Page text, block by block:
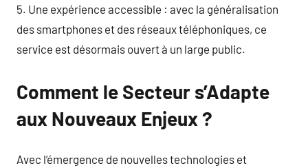
5. Une expérience accessible : avec la généralisation
des smartphones et des réseaux téléphoniques, ce
service est désormais ouvert à un large public.
Comment le Secteur s’Adapte
aux Nouveaux Enjeux ?
Avec l’émergence de nouvelles technologies et